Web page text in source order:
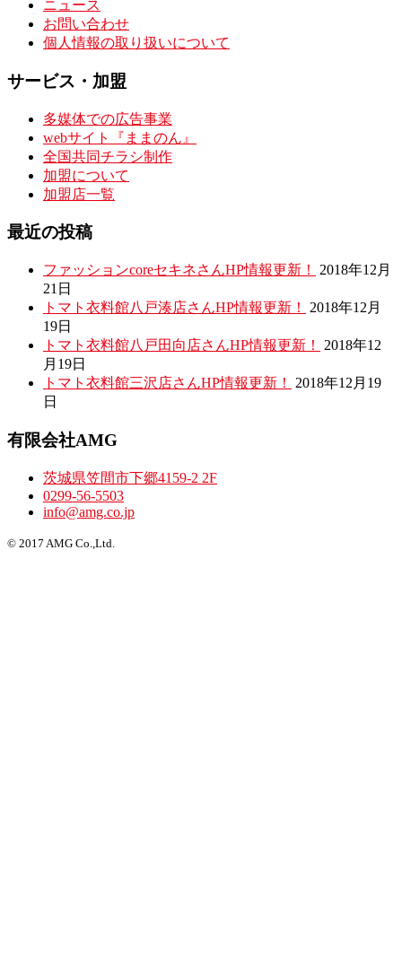
ニュース
お問い合わせ
個人情報の取り扱いについて
サービス・加盟
多媒体での広告事業
webサイト『ままのん』
全国共同チラシ制作
加盟について
加盟店一覧
最近の投稿
ファッションcoreセキネさんHP情報更新！
2018年12月
21日
トマト衣料館八戸湊店さんHP情報更新！
2018年12月
19日
トマト衣料館八戸田向店さんHP情報更新！
2018年12
月19日
トマト衣料館三沢店さんHP情報更新！
2018年12月19
日
有限会社AMG
茨城県笠間市下郷4159-2 2F
0299-56-5503
info@amg.co.jp
© 2017 AMG Co.,Ltd.